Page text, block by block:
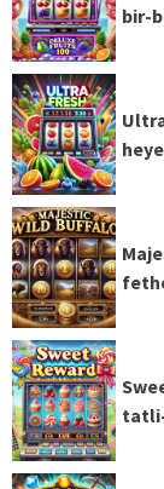
bir-